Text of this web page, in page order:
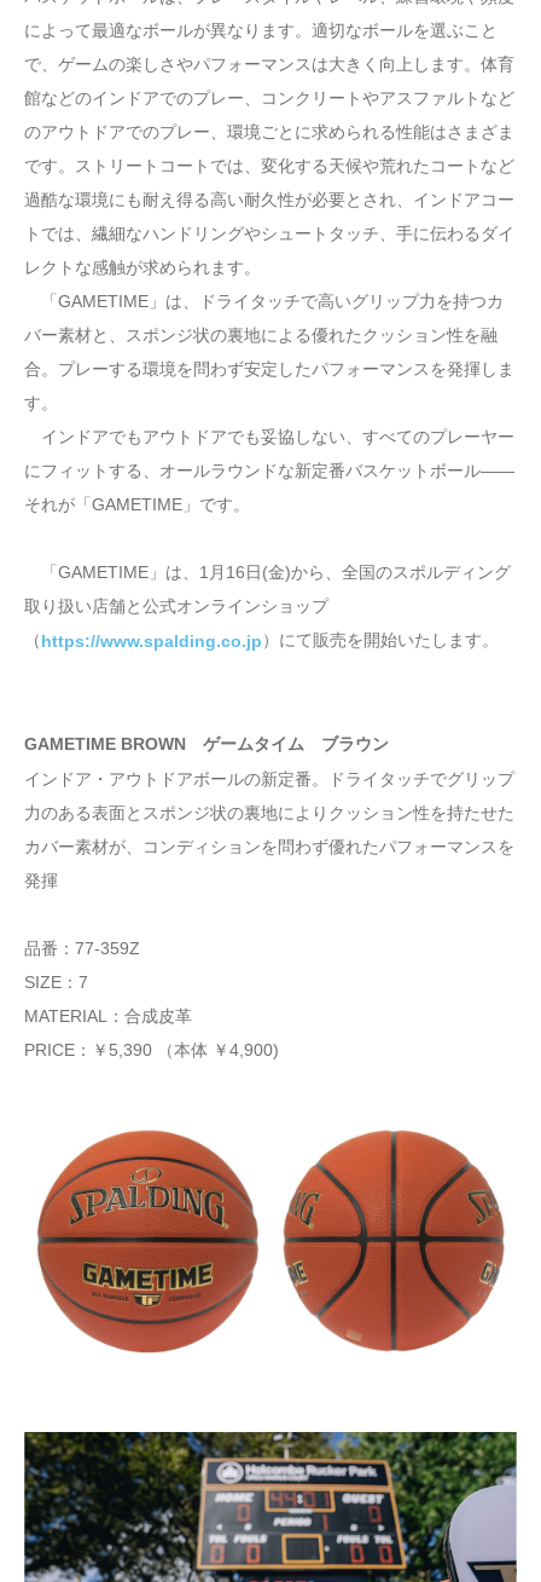
によって最適なボールが異なります。適切なボールを選ぶこと
で、ゲームの楽しさやパフォーマンスは大きく向上します。体育
館などのインドアでのプレー、コンクリートやアスファルトなど
のアウトドアでのプレー、環境ごとに求められる性能はさまざま
です。ストリートコートでは、変化する天候や荒れたコートなど
過酷な環境にも耐え得る高い耐久性が必要とされ、インドアコー
トでは、繊細なハンドリングやシュートタッチ、手に伝わるダイ
レクトな感触が求められます。
「GAMETIME」は、ドライタッチで高いグリップ力を持つカ
バー素材と、スポンジ状の裏地による優れたクッション性を融
合。プレーする環境を問わず安定したパフォーマンスを発揮しま
す。
インドアでもアウトドアでも妥協しない、すべてのプレーヤー
にフィットする、オールラウンドな新定番バスケットボール――
それが「GAMETIME」です。
「GAMETIME」は、1月16日(金)から、全国のスポルディング
取り扱い店舗と公式オンラインショップ
（https://www.spalding.co.jp）にて販売を開始いたします。
GAMETIME BROWN ゲームタイム ブラウン
インドア・アウトドアボールの新定番。ドライタッチでグリップ
力のある表面とスポンジ状の裏地によりクッション性を持たせた
カバー素材が、コンディションを問わず優れたパフォーマンスを
発揮
品番：77-359Z
SIZE：7
MATERIAL：合成皮革
PRICE：￥5,390 （本体 ￥4,900)